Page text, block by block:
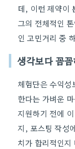
데, 이런 제약이
그의 전체적인
인 고민거리 중
생각보다 꼼
체험단은 수익
한다는 가벼운
지원하기 전에
지, 포스팅 작성
치가 합리적인